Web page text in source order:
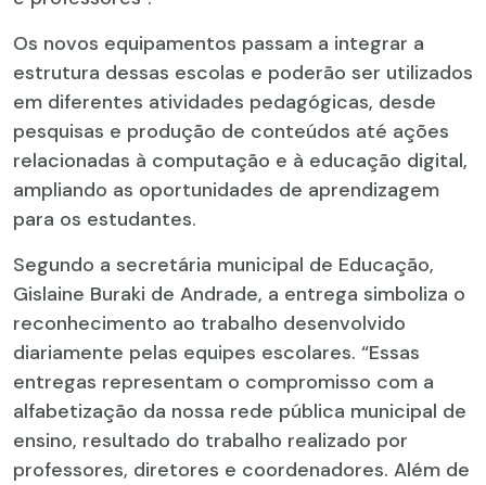
Os novos equipamentos passam a integrar a
estrutura dessas escolas e poderão ser utilizados
em diferentes atividades pedagógicas, desde
pesquisas e produção de conteúdos até ações
relacionadas à computação e à educação digital,
ampliando as oportunidades de aprendizagem
para os estudantes.
Segundo a secretária municipal de Educação,
Gislaine Buraki de Andrade, a entrega simboliza o
reconhecimento ao trabalho desenvolvido
diariamente pelas equipes escolares. “Essas
entregas representam o compromisso com a
alfabetização da nossa rede pública municipal de
ensino, resultado do trabalho realizado por
professores, diretores e coordenadores. Além de